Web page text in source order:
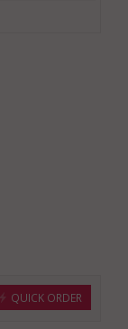
QUICK ORDER